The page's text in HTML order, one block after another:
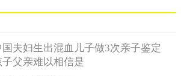
国夫妇生出混血儿子做3次亲子鉴定
子父亲难以相信是